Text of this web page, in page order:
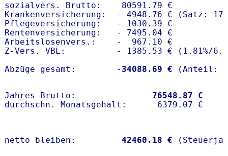
sozialvers. Brutto:    80591.79 €
Krankenversicherung:  - 4948.76 € (Satz:
Pflegeversicherung:   - 1030.39 €
Rentenversicherung:   - 7495.04 €
Arbeitslosenvers.:    -  967.10 €
Z-Vers. VBL:          - 1385.53 € ( 1.81%/
Abzüge gesamt:        - 34088.69 €
Jahres-Brutto: 76548.87 €
netto bleiben: 42460.18 €